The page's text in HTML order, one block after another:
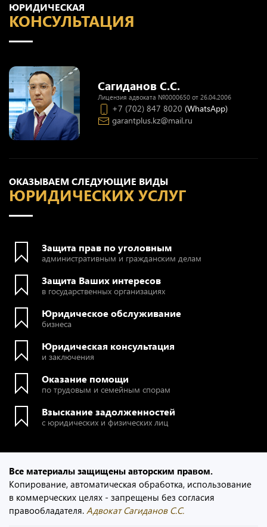
ОКАЗЫВАЕМ СЛЕДУЮЩИЕ ВИДЫ
ЮРИДИЧЕСКИХ УСЛУГ
Защита прав по уголовным
административным и гражданским делам
Защита Ваших интересов
в государственных организациях
Юридическое обслуживание
бизнеса
Юридическая консультация
и заключения
Оказание помощи
по трудовым и семейным спорам
Взыскание задолженностей
с юридических и физических лиц
ЮРИДИЧЕСКАЯ
КОНСУЛЬТАЦИЯ
Сагиданов С.С.
Лицензия адвоката №0000650 от 26.04.2006
+7 (702) 847 8020 (WhatsApp)
garantplus.kz@mail.ru
Все материалы защищены авторским правом.
Копирование, автоматическая обработка, использование
в коммерческих целях - запрещены без согласия
правообладателя. Адвокат Сагиданов С.С.